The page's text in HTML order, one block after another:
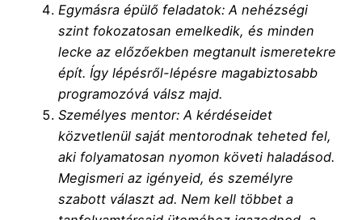
Egymásra épülő feladatok: A nehézségi
szint fokozatosan emelkedik, és minden
lecke az előzőekben megtanult ismeretekre
épít. Így lépésről-lépésre magabiztosabb
programozóvá válsz majd.
Személyes mentor: A kérdéseidet
közvetlenül saját mentorodnak teheted fel,
aki folyamatosan nyomon követi haladásod.
Megismeri az igényeid, és személyre
szabott választ ad. Nem kell többet a